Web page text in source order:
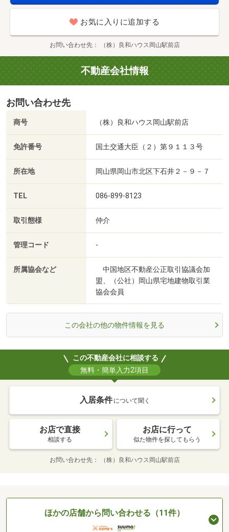
お気に入りに追加する
お問い合わせ先 （株）良和ハウス岡山駅前店
不動産会社情報
お問い合わせ先
商号 （株）良和ハウス岡山駅前店
免許番号 国土交通大臣（２）第９１１３号
所在地 岡山県岡山市北区下石井２－９－７
TEL 086-899-8123
取引態様 仲介
管理コード -
所属協会など
中国地区不動産公正取引協議会加
盟、（公社）岡山県宅地建物取引業
協会会員
この会社の他の物件情報を見る
この不動産会社に相談する
無料・簡単入力2項目
入居条件 について聞く
お店で直接
相談する
お店に行って
似た物件を探してもらう
お問い合わせ先 （株）良和ハウス岡山駅前店
ほかの店舗から問い合わせる（11件）